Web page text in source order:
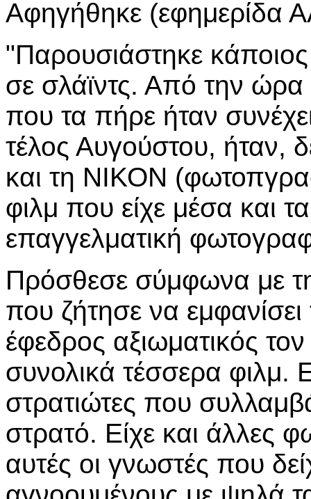
Αφηγήθηκε (εφημερίδα
"Παρουσιάστηκε
σε σλάϊντς. Από την
που τα πήρε ήταν
τέλος Αυγούστου, ήταν,
και τη ΝΙΚΟΝ
φιλμ που είχε μέσα και
επαγγελματική
Πρόσθεσε σύμφωνα με
που ζήτησε να
έφεδρος αξιωματικός
συνολικά τέσσερα φιλμ.
στρατιώτες που
στρατό. Είχε και άλλες
αυτές οι γνωστές που